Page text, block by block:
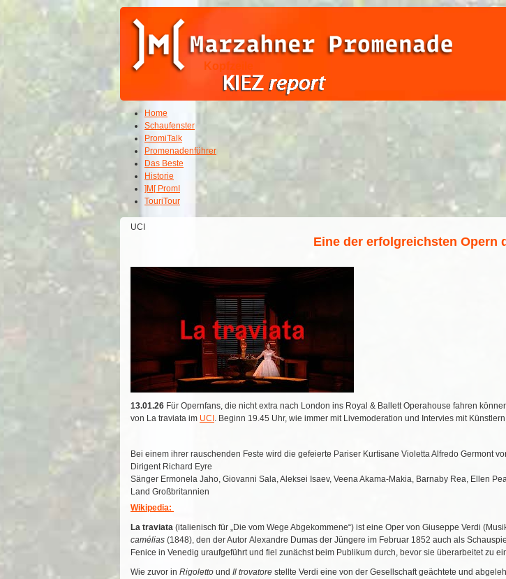
Kopfzeile
Home
Schaufenster
PromiTalk
Promenadenführer
Das Beste
Historie
]M[ PromI
TouriTour
UCI
Eine der erfolgreichsten Opern
13.01.26 Für Opernfans, die nicht extra nach London ins Royal & Ballett Operahouse fahren
von La traviata im UCI . Beginn 19.45 Uhr, wie immer mit Livemoderation und Intervies mit
Bei einem ihrer rauschenden Feste wird die gefeierte Pariser Kurtisane Violetta Alfredo Germont
Dirigent Richard Eyre
Sänger Ermonela Jaho, Giovanni Sala, Aleksei Isaev, Veena Akama-Makia, Barnaby Rea, Ellen
Land Großbritannien
Wikipedia:
La traviata (italienisch für „Die vom Wege Abgekommene“) ist eine Oper von Giuseppe Verdi
camélias (1848), den der Autor Alexandre Dumas der Jüngere im Februar 1852 auch als
Fenice in Venedig uraufgeführt und fiel zunächst beim Publikum durch, bevor sie überarbeitet zu
Wie zuvor in Rigoletto und Il trovatore stellte Verdi eine von der Gesellschaft geächtete und